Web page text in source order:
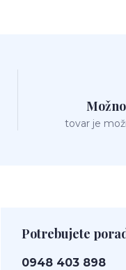
tovar je
Potrebujete
0948 403 898